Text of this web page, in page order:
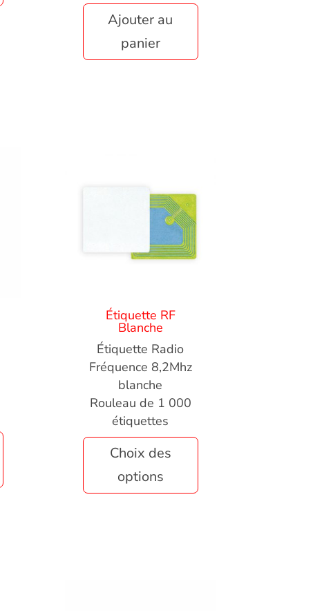
Ajouter au
panier
Étiquette RF
Blanche
Étiquette Radio
Fréquence 8,2Mhz
blanche
Rouleau de 1 000
étiquettes
Choix des
options